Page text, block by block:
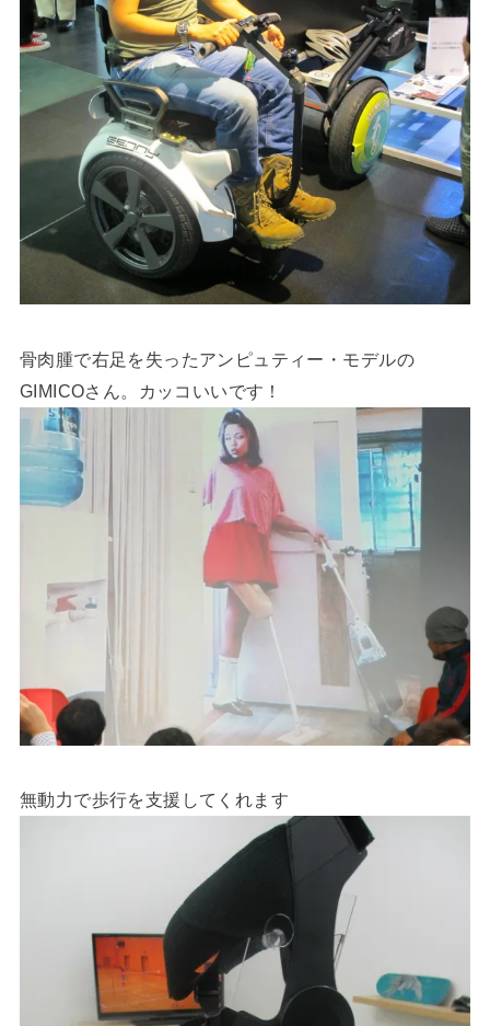
骨肉腫で右足を失ったアンピュティー・モデルの
GIMICOさん。カッコいいです！
無動力で歩行を支援してくれます